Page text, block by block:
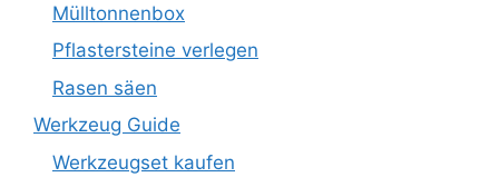
Mülltonnenbox
Pflastersteine verlegen
Rasen säen
Werkzeug Guide
Werkzeugset kaufen